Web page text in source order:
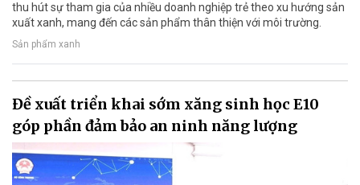
thu hút sự tham gia của nhiều doanh nghiệp trẻ theo xu hướng sản
xuất xanh, mang đến các sản phẩm thân thiện với môi trường.
Sản phẩm xanh
Đề xuất triển khai sớm xăng sinh học E10
góp phần đảm bảo an ninh năng lượng